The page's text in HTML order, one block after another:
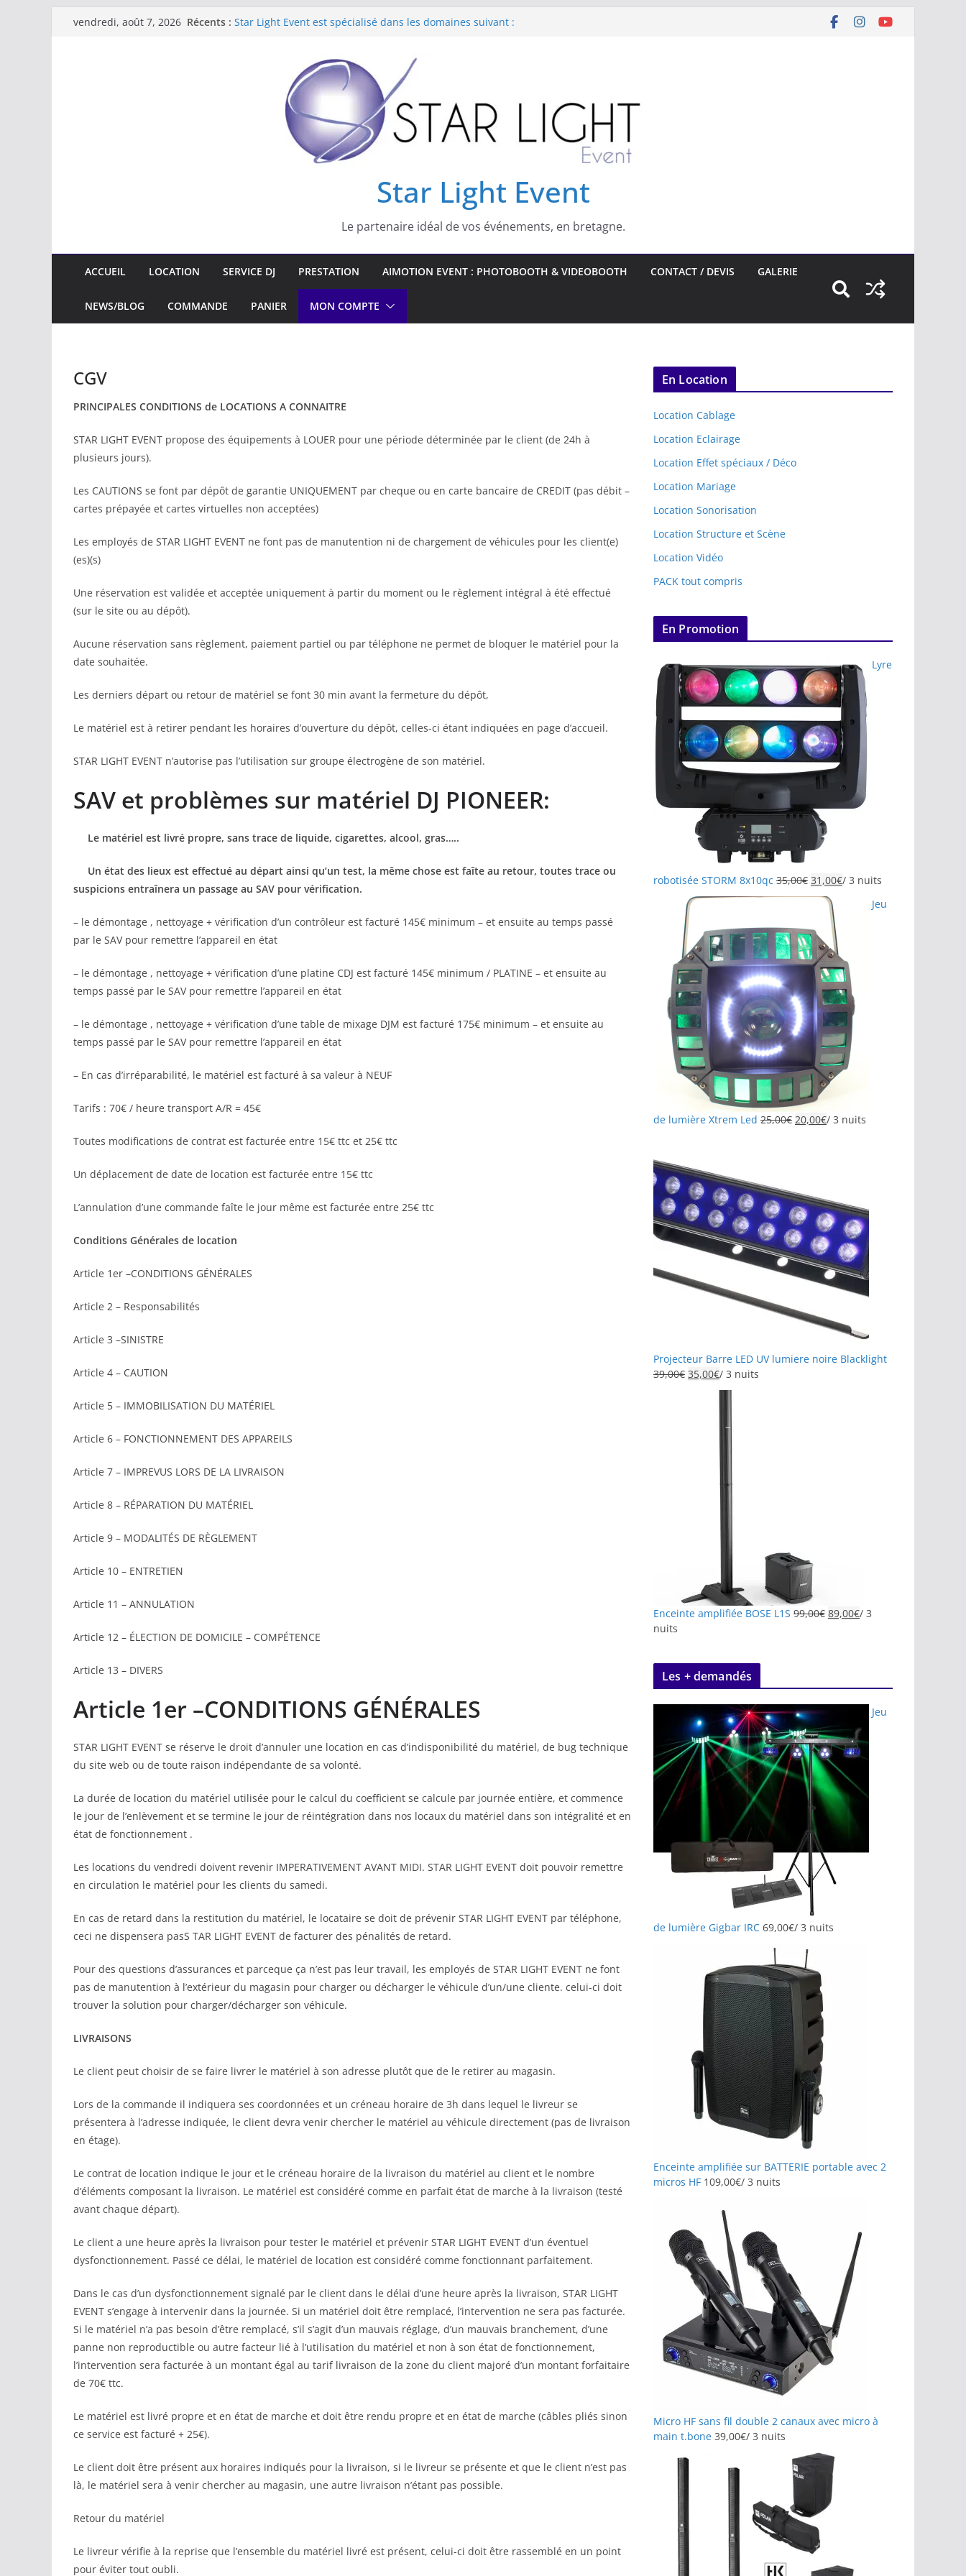
vendredi, août 7, 2026 Récents : Star Light Event est spécialisé dans les domaines suivant :
Location de kits sono et lumière pour vos réveillons
Star Light Event
Star Light Event
Le partenaire idéal de vos événements, en bretagne.
ACCUEIL LOCATION SERVICE DJ PRESTATION AIMOTION EVENT : PHOTOBOOTH & VIDEOBOOTH CONTACT / DEVIS GALERIE
NEWS/BLOG COMMANDE PANIER MON COMPTE
CGV
PRINCIPALES CONDITIONS de LOCATIONS A CONNAITRE
STAR LIGHT EVENT propose des équipements à LOUER pour une période déterminée par le client (de 24h à
plusieurs jours).
Les CAUTIONS se font par dépôt de garantie UNIQUEMENT par cheque ou en carte bancaire de CREDIT (pas débit –
cartes prépayée et cartes virtuelles non acceptées)
Les employés de STAR LIGHT EVENT ne font pas de manutention ni de chargement de véhicules pour les client(e)
(es)(s)
Une réservation est validée et acceptée uniquement à partir du moment ou le règlement intégral à été effectué
(sur le site ou au dépôt).
Aucune réservation sans règlement, paiement partiel ou par téléphone ne permet de bloquer le matériel pour la
date souhaitée.
Les derniers départ ou retour de matériel se font 30 min avant la fermeture du dépôt,
Le matériel est à retirer pendant les horaires d’ouverture du dépôt, celles-ci étant indiquées en page d’accueil.
STAR LIGHT EVENT n’autorise pas l’utilisation sur groupe électrogène de son matériel.
SAV et problèmes sur matériel DJ PIONEER:
Le matériel est livré propre, sans trace de liquide, cigarettes, alcool, gras…..
Un état des lieux est effectué au départ ainsi qu’un test, la même chose est faîte au retour, toutes trace ou
suspicions entraînera un passage au SAV pour vérification.
– le démontage , nettoyage + vérification d’un contrôleur est facturé 145€ minimum – et ensuite au temps passé
par le SAV pour remettre l’appareil en état
– le démontage , nettoyage + vérification d’une platine CDJ est facturé 145€ minimum / PLATINE – et ensuite au
temps passé par le SAV pour remettre l’appareil en état
– le démontage , nettoyage + vérification d’une table de mixage DJM est facturé 175€ minimum – et ensuite au
temps passé par le SAV pour remettre l’appareil en état
– En cas d’irréparabilité, le matériel est facturé à sa valeur à NEUF
Tarifs : 70€ / heure transport A/R = 45€
Toutes modifications de contrat est facturée entre 15€ ttc et 25€ ttc
Un déplacement de date de location est facturée entre 15€ ttc
L’annulation d’une commande faîte le jour même est facturée entre 25€ ttc
Conditions Générales de location
Article 1er –CONDITIONS GÉNÉRALES
Article 2 – Responsabilités
Article 3 –SINISTRE
Article 4 – CAUTION
Article 5 – IMMOBILISATION DU MATÉRIEL
Article 6 – FONCTIONNEMENT DES APPAREILS
Article 7 – IMPREVUS LORS DE LA LIVRAISON
Article 8 – RÉPARATION DU MATÉRIEL
Article 9 – MODALITÉS DE RÈGLEMENT
Article 10 – ENTRETIEN
Article 11 – ANNULATION
Article 12 – ÉLECTION DE DOMICILE – COMPÉTENCE
Article 13 – DIVERS
Article 1er –CONDITIONS GÉNÉRALES
STAR LIGHT EVENT se réserve le droit d’annuler une location en cas d’indisponibilité du matériel, de bug technique
du site web ou de toute raison indépendante de sa volonté.
La durée de location du matériel utilisée pour le calcul du coefficient se calcule par journée entière, et commence
le jour de l’enlèvement et se termine le jour de réintégration dans nos locaux du matériel dans son intégralité et en
état de fonctionnement .
Les locations du vendredi doivent revenir IMPERATIVEMENT AVANT MIDI. STAR LIGHT EVENT doit pouvoir remettre
en circulation le matériel pour les clients du samedi.
En cas de retard dans la restitution du matériel, le locataire se doit de prévenir STAR LIGHT EVENT par téléphone,
ceci ne dispensera pasS TAR LIGHT EVENT de facturer des pénalités de retard.
Pour des questions d’assurances et parceque ça n’est pas leur travail, les employés de STAR LIGHT EVENT ne font
pas de manutention à l’extérieur du magasin pour charger ou décharger le véhicule d’un/une cliente. celui-ci doit
trouver la solution pour charger/décharger son véhicule.
LIVRAISONS
Le client peut choisir de se faire livrer le matériel à son adresse plutôt que de le retirer au magasin.
Lors de la commande il indiquera ses coordonnées et un créneau horaire de 3h dans lequel le livreur se
présentera à l’adresse indiquée, le client devra venir chercher le matériel au véhicule directement (pas de livraison
en étage).
Le contrat de location indique le jour et le créneau horaire de la livraison du matériel au client et le nombre
d’éléments composant la livraison. Le matériel est considéré comme en parfait état de marche à la livraison (testé
avant chaque départ).
Le client a une heure après la livraison pour tester le matériel et prévenir STAR LIGHT EVENT d’un éventuel
dysfonctionnement. Passé ce délai, le matériel de location est considéré comme fonctionnant parfaitement.
Dans le cas d’un dysfonctionnement signalé par le client dans le délai d’une heure après la livraison, STAR LIGHT
EVENT s’engage à intervenir dans la journée. Si un matériel doit être remplacé, l’intervention ne sera pas facturée.
Si le matériel n’a pas besoin d’être remplacé, s’il s’agit d’un mauvais réglage, d’un mauvais branchement, d’une
panne non reproductible ou autre facteur lié à l’utilisation du matériel et non à son état de fonctionnement,
l’intervention sera facturée à un montant égal au tarif livraison de la zone du client majoré d’un montant forfaitaire
de 70€ ttc.
Le matériel est livré propre et en état de marche et doit être rendu propre et en état de marche (câbles pliés sinon
ce service est facturé + 25€).
Le client doit être présent aux horaires indiqués pour la livraison, si le livreur se présente et que le client n’est pas
là, le matériel sera à venir chercher au magasin, une autre livraison n’étant pas possible.
Retour du matériel
Le livreur vérifie à la reprise que l’ensemble du matériel livré est présent, celui-ci doit être rassemblé en un point
pour éviter tout oubli.
En Location
Location Cablage
Location Eclairage
Location Effet spéciaux / Déco
Location Mariage
Location Sonorisation
Location Structure et Scène
Location Vidéo
PACK tout compris
En Promotion
Lyre
robotisée STORM 8x10qc 35,00€ 31,00€/ 3 nuits
Jeu
de lumière Xtrem Led 25,00€ 20,00€/ 3 nuits
Projecteur Barre LED UV lumiere noire Blacklight
39,00€ 35,00€/ 3 nuits
Enceinte amplifiée BOSE L1S 99,00€ 89,00€/ 3
nuits
Les + demandés
Jeu
de lumière Gigbar IRC 69,00€/ 3 nuits
Enceinte amplifiée sur BATTERIE portable avec 2
micros HF 109,00€/ 3 nuits
Micro HF sans fil double 2 canaux avec micro à
main t.bone 39,00€/ 3 nuits